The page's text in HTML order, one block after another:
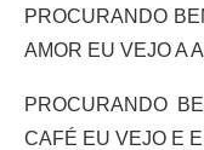
PROCURANDO
AMOR EU VEJO A
PROCURANDO
CAFÉ EU VEJO E